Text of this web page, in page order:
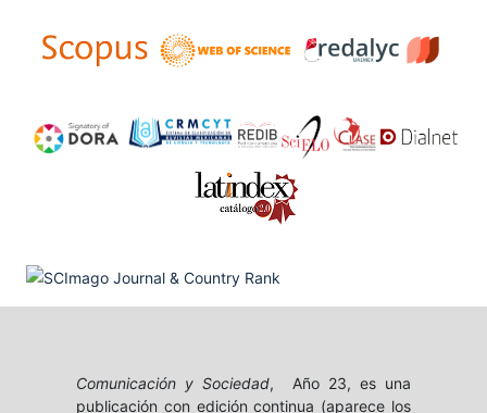
Comunicación y Sociedad, Año 23, es una
publicación con edición continua (aparece los